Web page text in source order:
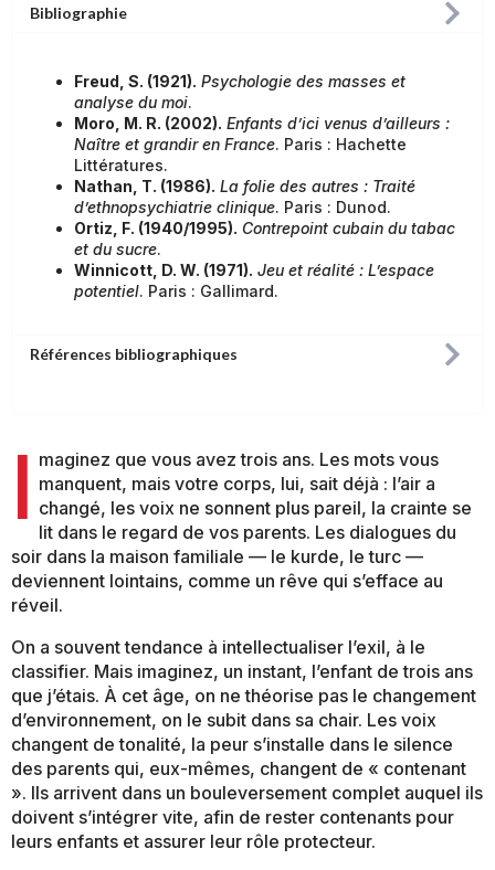
Bibliographie
Freud, S. (1921). Psychologie des masses et
analyse du moi.
Moro, M. R. (2002). Enfants d’ici venus d’ailleurs :
Naître et grandir en France. Paris : Hachette
Littératures.
Nathan, T. (1986). La folie des autres : Traité
d’ethnopsychiatrie clinique. Paris : Dunod.
Ortiz, F. (1940/1995). Contrepoint cubain du tabac
et du sucre.
Winnicott, D. W. (1971). Jeu et réalité : L’espace
potentiel. Paris : Gallimard.
Références bibliographiques
I maginez que vous avez trois ans. Les mots vous
manquent, mais votre corps, lui, sait déjà : l’air a
changé, les voix ne sonnent plus pareil, la crainte se
lit dans le regard de vos parents. Les dialogues du
soir dans la maison familiale — le kurde, le turc —
deviennent lointains, comme un rêve qui s’efface au
réveil.
On a souvent tendance à intellectualiser l’exil, à le
classifier. Mais imaginez, un instant, l’enfant de trois ans
que j’étais. À cet âge, on ne théorise pas le changement
d’environnement, on le subit dans sa chair. Les voix
changent de tonalité, la peur s’installe dans le silence
des parents qui, eux-mêmes, changent de « contenant
». Ils arrivent dans un bouleversement complet auquel ils
doivent s’intégrer vite, afin de rester contenants pour
leurs enfants et assurer leur rôle protecteur.